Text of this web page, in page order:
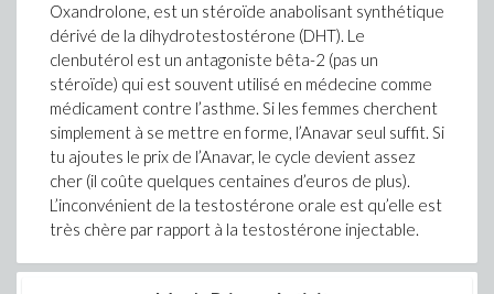
Oxandrolone, est un stéroïde anabolisant synthétique
dérivé de la dihydrotestostérone (DHT). Le
clenbutérol est un antagoniste bêta-2 (pas un
stéroïde) qui est souvent utilisé en médecine comme
médicament contre l’asthme. Si les femmes cherchent
simplement à se mettre en forme, l’Anavar seul suffit. Si
tu ajoutes le prix de l’Anavar, le cycle devient assez
cher (il coûte quelques centaines d’euros de plus).
L’inconvénient de la testostérone orale est qu’elle est
très chère par rapport à la testostérone injectable.